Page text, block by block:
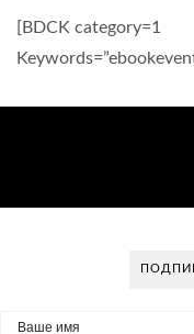
[BDCK category=1